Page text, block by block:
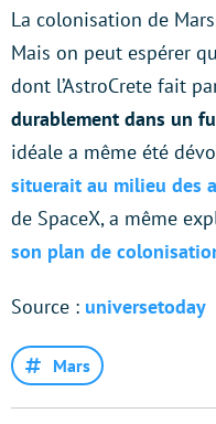
La colonisation de
Mais on peut espérer
dont l’AstroCrete fait
durablement dans un
idéale a même été
situerait au milieu des
de SpaceX, a même
son plan de
Source : universetoday
Mars